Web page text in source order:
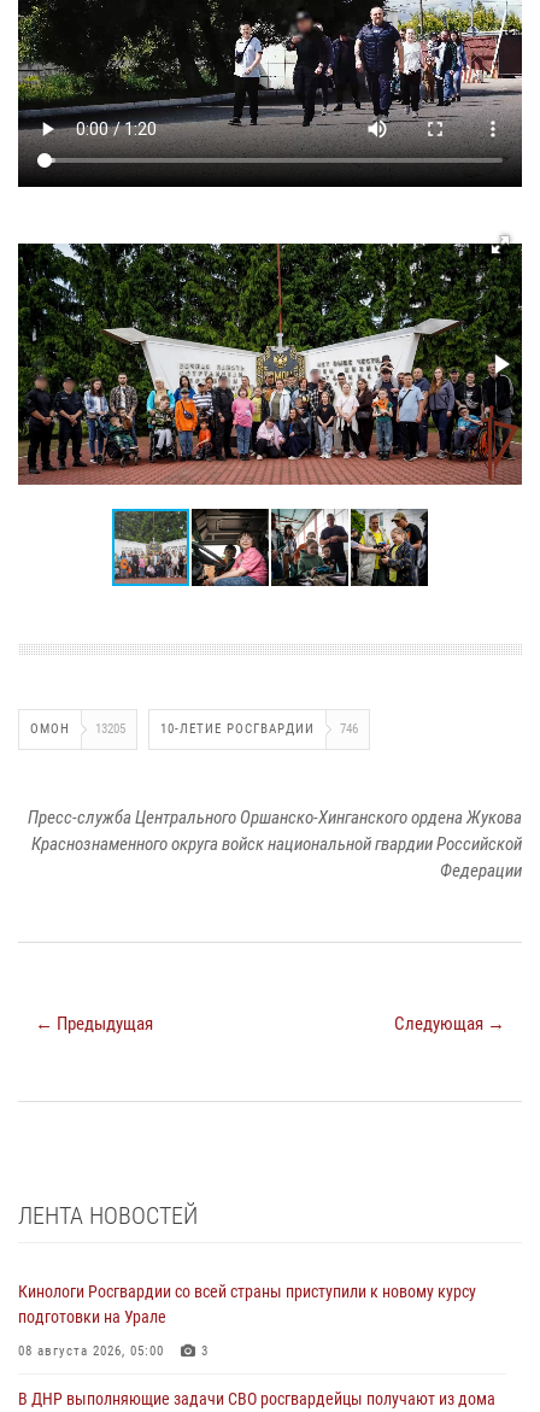
ОМОН 13205 10-ЛЕТИЕ РОСГВАРДИИ 746
Пресс-служба Центрального Оршанско-Хинганского ордена Жукова
Краснознаменного округа войск национальной гвардии Российской
Федерации
← Предыдущая Следующая →
ЛЕНТА НОВОСТЕЙ
Кинологи Росгвардии со всей страны приступили к новому курсу
подготовки на Урале
08 августа 2026, 05:00 3
В ДНР выполняющие задачи СВО росгвардейцы получают из дома